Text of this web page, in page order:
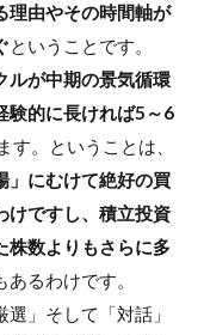
理由やその時間軸が
ということです。
ルが中期の景気循環
験的に長ければ5～6
す。ということは、
」にむけて絶好の買
けですし、積立投資
株数よりもさらに多
あるわけです。
」そして「対話」